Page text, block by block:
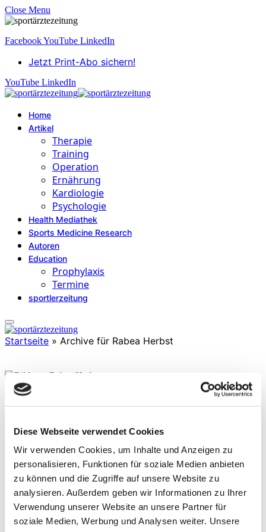
Diese Webseite verwendet Cookies
Wir verwenden Cookies, um Inhalte und Anzeigen zu
personalisieren, Funktionen für soziale Medien anbieten
zu können und die Zugriffe auf unsere Website zu
analysieren. Außerdem geben wir Informationen zu Ihrer
Verwendung unserer Website an unsere Partner für
soziale Medien, Werbung und Analysen weiter. Unsere
Close Menu
FacebookYouTube LinkedIn
Jetzt Print-Abo sichern!
YouTube LinkedIn
Home
Artikel
Therapie
Training
Operation
Ernährung
Kardiologie
Psychologie
Health Mediathek
Sports Medicine Research
Autoren
Education
Prophylaxis
Termine
sportlerzeitung
Startseite » Archive für Rabea Herbst
Rheinischen Friedrich-Wilhelms-Universität Bonn (Bachelor of
Mikronährstofftherapie und Regulationsmedizin an der FHM in
Bielefeld. Seitdem ist sie für das Unternehmen Energy for Health in
Halle/ Westfalen tätig, mit der Vision, die individuelle
Mikronährstoffdiagnostik einer breiten Bevölkerung zugänglich zu
machen.